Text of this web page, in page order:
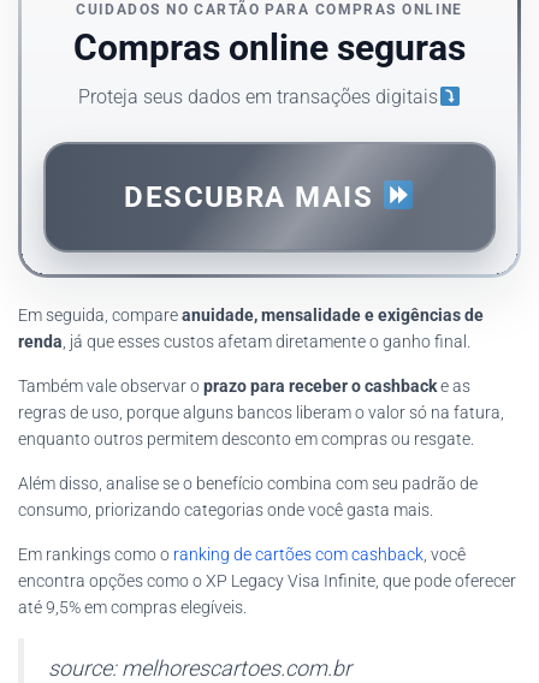
CUIDADOS NO CARTÃO PARA COMPRAS ONLINE
Compras online seguras
Proteja seus dados em transações digitais
DESCUBRA MAIS
Em seguida, compareanuidade, mensalidade e exigências de
renda, já que esses custos afetam diretamente o ganho final.
Também vale observar oprazo para receber o cashbacke as
regras de uso, porque alguns bancos liberam o valor só na fatura,
enquanto outros permitem desconto em compras ou resgate.
Além disso, analise se o benefício combina com seu padrão de
consumo, priorizando categorias onde você gasta mais.
Em rankings como o ranking de cartões com cashback, você
encontra opções como o XP Legacy Visa Infinite, que pode oferecer
até 9,5% em compras elegíveis.
source: melhorescartoes.com.br